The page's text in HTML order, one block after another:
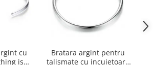
cu
is
Bratara argint pentru
talismate cu incuietoare